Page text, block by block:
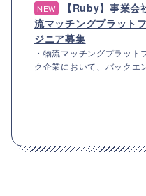
NEW
【Ruby】事業
流マッチングプラット
ジニア募集
・物流マッチングプラッ
ク企業において、バックエ